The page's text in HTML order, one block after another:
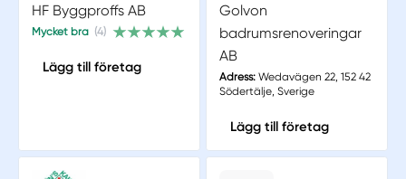
HF Byggproffs AB
Mycket bra (4)
Lägg till företag
Golvon
badrumsrenoveringar
AB
Adress:Wedavägen 22, 152 42
Södertälje, Sverige
Lägg till företag